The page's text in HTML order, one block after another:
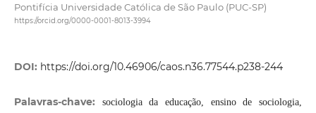
Pontifícia Universidade Católica de São Paulo (PUC-SP)
https://orcid.org/0000-0001-8013-3994
DOI: https://doi.org/10.46906/caos.n36.77544.p238-244
Palavras-chave:
sociologia da educação, ensino de sociologia,